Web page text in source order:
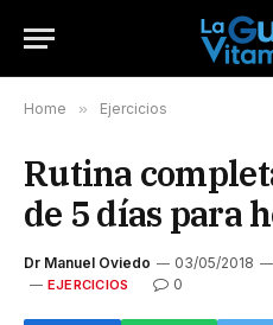
Home » Ejercicios
Rutina
de 5 días para
Dr Manuel Oviedo 03/05/2018
EJERCICIOS 0